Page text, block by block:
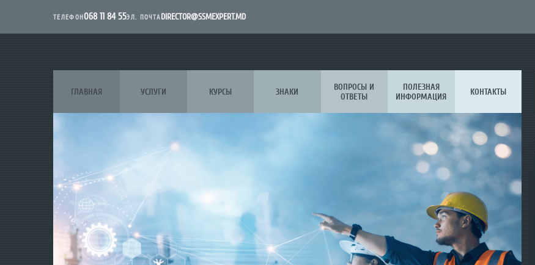
ТЕЛЕФОН068 11 84 55ЭЛ. ПОЧТАDIRECTOR@SSMEXPERT.MD
ГЛАВНАЯ УСЛУГИ КУРСЫ ЗНАКИ
ВОПРОСЫ И
ОТВЕТЫ
ПОЛЕЗНАЯ
ИНФОРМАЦИЯ
КОНТАКТЫ